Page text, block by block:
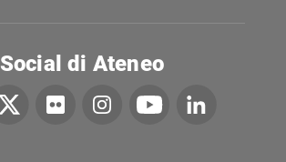
Social di Ateneo